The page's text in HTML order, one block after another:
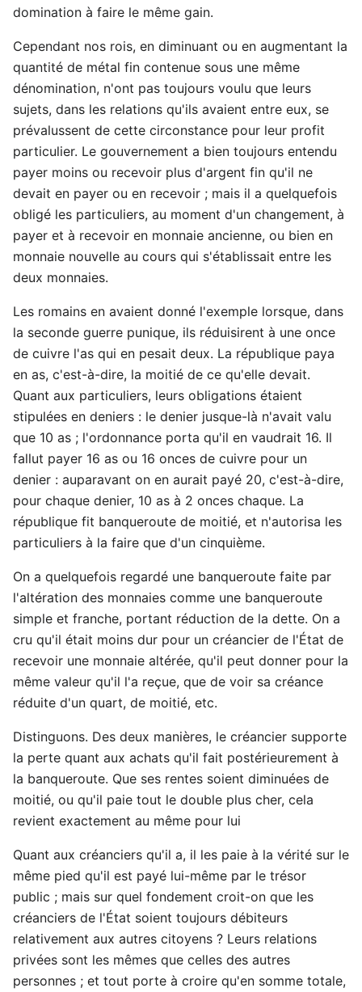
domination à faire le même gain.
Cependant nos rois, en diminuant ou en augmentant la
quantité de métal fin contenue sous une même
dénomination, n'ont pas toujours voulu que leurs
sujets, dans les relations qu'ils avaient entre eux, se
prévalussent de cette circonstance pour leur profit
particulier. Le gouvernement a bien toujours entendu
payer moins ou recevoir plus d'argent fin qu'il ne
devait en payer ou en recevoir ; mais il a quelquefois
obligé les particuliers, au moment d'un changement, à
payer et à recevoir en monnaie ancienne, ou bien en
monnaie nouvelle au cours qui s'établissait entre les
deux monnaies.
Les romains en avaient donné l'exemple lorsque, dans
la seconde guerre punique, ils réduisirent à une once
de cuivre l'as qui en pesait deux. La république paya
en as, c'est-à-dire, la moitié de ce qu'elle devait.
Quant aux particuliers, leurs obligations étaient
stipulées en deniers : le denier jusque-là n'avait valu
que 10 as ; l'ordonnance porta qu'il en vaudrait 16. Il
fallut payer 16 as ou 16 onces de cuivre pour un
denier : auparavant on en aurait payé 20, c'est-à-dire,
pour chaque denier, 10 as à 2 onces chaque. La
république fit banqueroute de moitié, et n'autorisa les
particuliers à la faire que d'un cinquième.
On a quelquefois regardé une banqueroute faite par
l'altération des monnaies comme une banqueroute
simple et franche, portant réduction de la dette. On a
cru qu'il était moins dur pour un créancier de l'État de
recevoir une monnaie altérée, qu'il peut donner pour la
même valeur qu'il l'a reçue, que de voir sa créance
réduite d'un quart, de moitié, etc.
Distinguons. Des deux manières, le créancier supporte
la perte quant aux achats qu'il fait postérieurement à
la banqueroute. Que ses rentes soient diminuées de
moitié, ou qu'il paie tout le double plus cher, cela
revient exactement au même pour lui
Quant aux créanciers qu'il a, il les paie à la vérité sur le
même pied qu'il est payé lui-même par le trésor
public ; mais sur quel fondement croit-on que les
créanciers de l'État soient toujours débiteurs
relativement aux autres citoyens ? Leurs relations
privées sont les mêmes que celles des autres
personnes ; et tout porte à croire qu'en somme totale,